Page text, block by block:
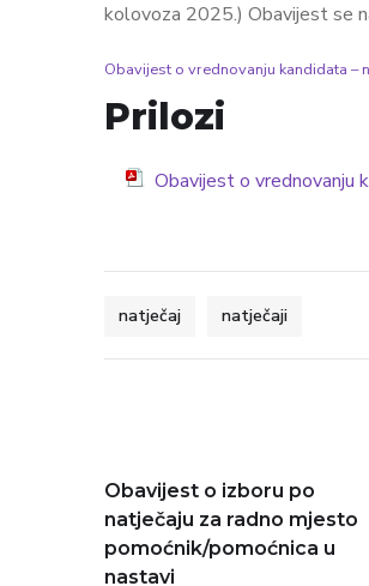
kolovoza 2025.) Obavijest se
Obavijest o vrednovanju kandidata –
Prilozi
Obavijest o vrednovanju
natječaj natječaji
Obavijest o izboru po
natječaju za radno mjesto
pomoćnik/pomoćnica u
nastavi